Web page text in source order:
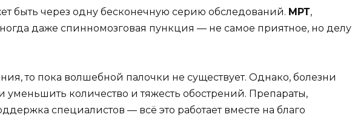
быть через одну бесконечную серию обследований. МРТ,
даже спинномозговая пункция — не самое приятное, но делу
то пока волшебной палочки не существует. Однако, болезни
уменьшить количество и тяжесть обострений. Препараты,
специалистов — всё это работает вместе на благо